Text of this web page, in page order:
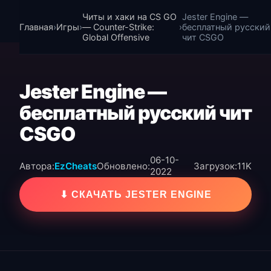
Главная›Игры›
Читы и хаки на CS GO
— Counter-Strike:
Global Offensive
›
Jester Engine —
бесплатный русский
чит CSGO
Jester Engine —
бесплатный русский чит
CSGO
Автора:EzCheatsОбновлено:06-10-
2022
Загрузок:11K
⬇ СКАЧАТЬ JESTER ENGINE